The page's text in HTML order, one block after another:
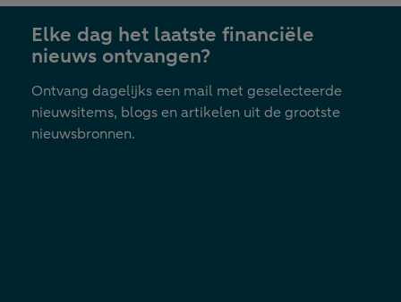
nieuwe
tab
Elke dag het laatste financiële
nieuws ontvangen?
Ontvang dagelijks een mail met geselecteerde
nieuwsitems, blogs en artikelen uit de grootste
nieuwsbronnen.